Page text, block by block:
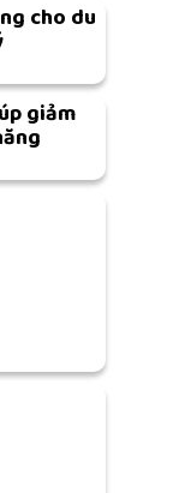
cho du
giảm